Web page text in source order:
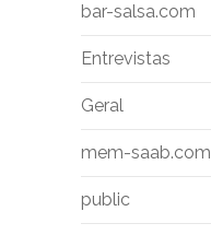
bar-salsa.com
Entrevistas
Geral
mem-saab.com
public